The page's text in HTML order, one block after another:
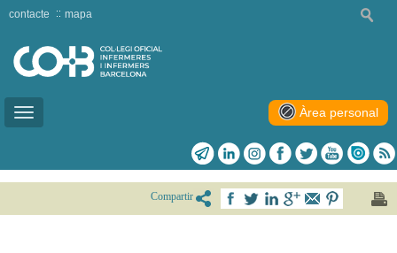
Toggle
contacte mapa
Àrea personal
Compartir